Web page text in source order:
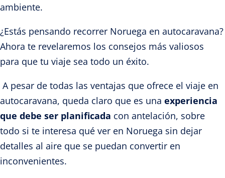
ambiente.
¿Estás pensando recorrer Noruega en autocaravana?
Ahora te revelaremos los consejos más valiosos
para que tu viaje sea todo un éxito.
A pesar de todas las ventajas que ofrece el viaje en
autocaravana, queda claro que es una experiencia
que debe ser planificada con antelación, sobre
todo si te interesa qué ver en Noruega sin dejar
detalles al aire que se puedan convertir en
inconvenientes.